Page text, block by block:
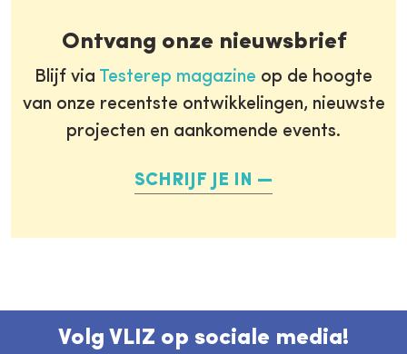
Ontvang onze nieuwsbrief
Blijf via Testerep magazine op de hoogte
van onze recentste ontwikkelingen, nieuwste
projecten en aankomende events.
SCHRIJF JE IN
Volg VLIZ op sociale media!